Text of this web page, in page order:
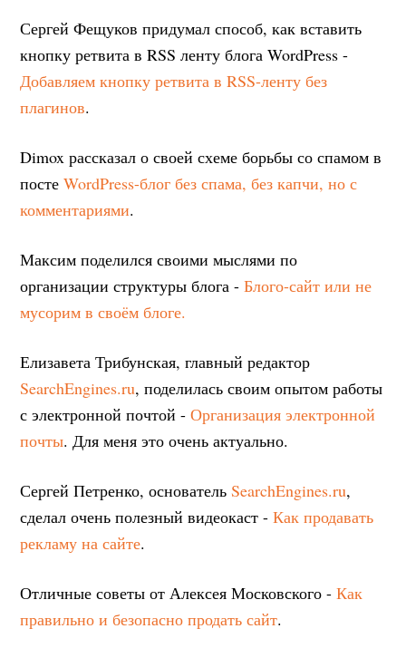
Сергей Фещуков придумал способ, как вставить
кнопку ретвита в RSS ленту блога WordPress -
Добавляем кнопку ретвита в RSS-ленту без
плагинов.
Dimox рассказал о своей схеме борьбы со спамом в
постеWordPress-блог без спама, без капчи, но с
комментариями.
Максим поделился своими мыслями по
организации структуры блога -Блого-сайт или не
мусорим в своём блоге.
Елизавета Трибунская, главный редактор
SearchEngines.ru, поделилась своим опытом работы
с электронной почтой -Организация электронной
почты. Для меня это очень актуально.
Сергей Петренко, основательSearchEngines.ru,
сделал очень полезный видеокаст -Как продавать
рекламу на сайте.
Отличные советы от Алексея Московского -Как
правильно и безопасно продать сайт.